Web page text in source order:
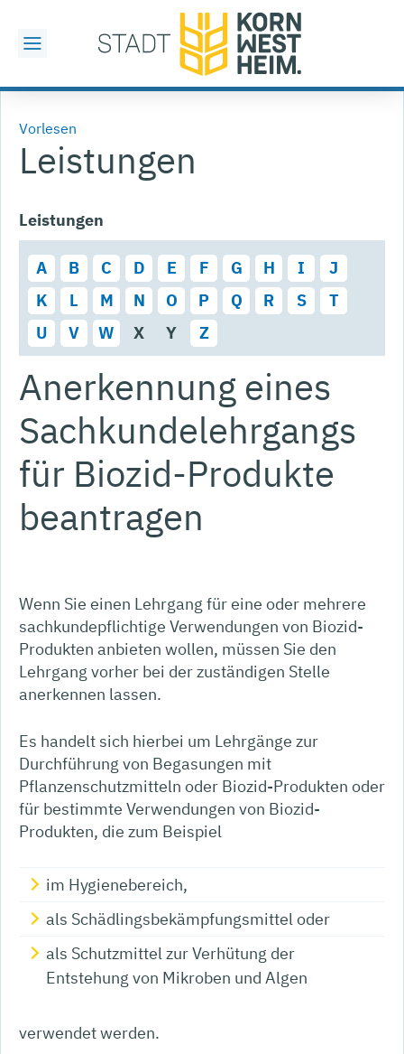
Vorlesen
Leistungen
Leistungen
A B C D E F G H I
J
K
L M N O P Q R S
T
U
V W X Y Z
Anerkennung eines
Sachkundelehrgangs
für Biozid-Produkte
beantragen
Wenn Sie einen Lehrgang für eine oder mehrere
sachkundepflichtige Verwendungen von Biozid-
Produkten anbieten wollen, müssen Sie den
Lehrgang vorher bei der zuständigen Stelle
anerkennen lassen.
Es handelt sich hierbei um Lehrgänge zur
Durchführung von Begasungen mit
Pflanzenschutzmitteln oder Biozid-Produkten oder
für bestimmte Verwendungen von Biozid-
Produkten, die zum Beispiel
im Hygienebereich,
als Schädlingsbekämpfungsmittel oder
als Schutzmittel zur Verhütung der
Entstehung von Mikroben und Algen
verwendet werden.